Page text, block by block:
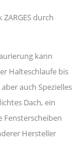
durch
kann
Halteschlaufe bis
auch Spezielles
Dach, ein
Fensterscheiben
Hersteller